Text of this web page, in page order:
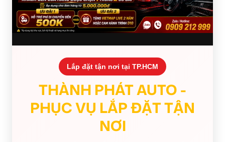
Lắp đặt tận nơi tại TP.HCM
THÀNH PHÁT AUTO -
PHỤC VỤ LẮP ĐẶT TẬN
NƠI